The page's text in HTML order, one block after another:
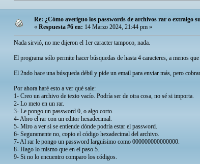
Re: ¿Cómo averiguo los passwords de archivos rar o extraigo
«Respuesta #6 en:14 Marzo 2024, 21:44 pm »
Nada sirvió, no me dijeron el 1er caracter tampoco, nada.
El programa sólo permite hacer búsquedas de hasta 4 caracteres, a menos
El 2ndo hace una búsqueda débil y pide un email para enviar más, pero
Por ahora haré esto a ver qué sale:
1- Creo un archivo de texto vacío. Podría ser de otra cosa, no sé si importa.
2- Lo meto en un rar.
3- Le pongo un password 0, o algo corto.
4- Abro el rar con un editor hexadecimal.
5- Miro a ver si se entiende dónde podría estar el password.
6- Seguramente no, copio el código hexadecimal del archivo.
7- Al rar le pongo un password larguísimo como 000000000000000.
8- Hago lo mismo que en el paso 5.
9- Si no lo encuentro comparo los códigos.